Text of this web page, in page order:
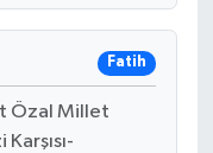
Fatih
Özal Millet